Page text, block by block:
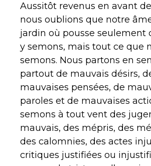
Aussitôt revenus en avant
nous oublions que notre
jardin où pousse seulement
y semons, mais tout ce que
semons. Nous partons en
partout de mauvais désirs,
mauvaises pensées, de
paroles et de mauvaises
semons à tout vent des
mauvais, des mépris, des
des calomnies, des actes
critiques justifiées ou